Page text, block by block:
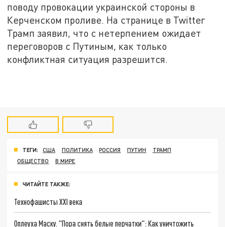
поводу провокации украинской стороны в
Керченском проливе. На странице в Twitter
Трамп заявил, что с нетерпением ожидает
переговоров с Путиным, как только
конфликтная ситуация разрешится.
ТЕГИ: США ПОЛИТИКА РОССИЯ ПУТИН
ТРАМП
ОБЩЕСТВО
В МИРЕ
ЧИТАЙТЕ ТАКЖЕ:
Технофашисты XXI века
Оплеуха Маску. "Пора снять белые перчатки": Как уничтожить